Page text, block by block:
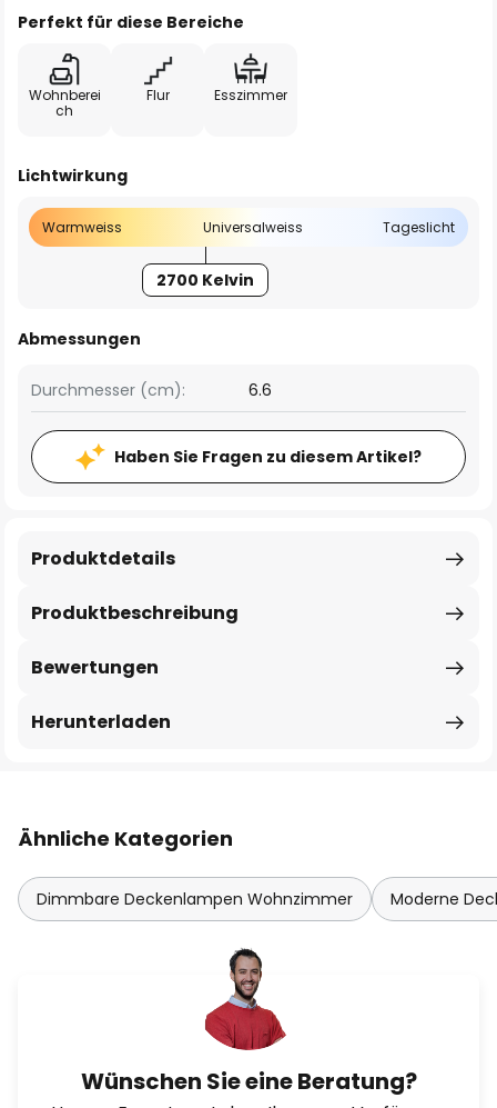
Perfekt für diese Bereiche
Wohnberei
ch
Flur Esszimmer
Lichtwirkung
Warmweiss Universalweiss Tageslicht
2700 Kelvin
Abmessungen
Durchmesser (cm): 6.6
Haben Sie Fragen zu diesem Artikel?
Produktbeschreibung
Produktdetails
Bewertungen
Herunterladen
Ähnliche Kategorien
Dimmbare Deckenlampen Wohnzimmer Moderne
Wünschen Sie eine Beratung?